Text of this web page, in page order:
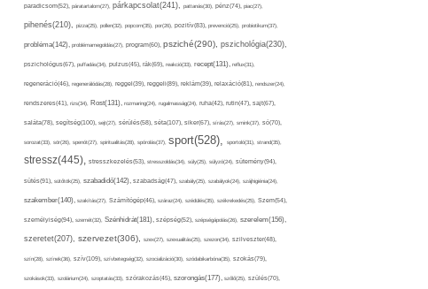
paradicsom(52), páratartalom(27), párkapcsolat(241), pattanás(30), pénz(74), piac(27),
pihenés(210), pizza(25), pollen(32), popcorn(35), por(26), pozitív(83), prevenció(25), probiotikum(37),
probléma(142), problémamegoldás(27), program(60), psziché(290), pszichológia(230),
pszichológus(67), puffadás(34), pulzus(45), rák(69), reakció(33), recept(131), reflux(31),
regeneráció(46), regenerálódás(28), reggel(39), reggeli(89), reklám(39), relaxáció(81), rendszer(24),
rendszeres(41), rizs(34), Rost(131), rozmaring(24), rugalmasság(24), ruha(42), rutin(47), sajt(67),
saláta(78), segítség(100), sejt(27), sérülés(58), séta(107), siker(67), sírás(27), smink(37), só(70),
sorozat(33), sör(26), spenót(27), spiritualitás(28), spórolás(37), sport(528), sportoló(31), strand(35),
stressz(445), stresszkezelés(53), stresszoldás(34), súly(25), súlyzó(24), sütemény(94),
sütés(91), sütőtök(25), szabadidő(142), szabadság(47), szabály(25), szabályok(24), szájhigiénia(24),
szakember(140), szakítás(27), Számítógép(46), száraz(24), szédülés(35), székrekedés(25), Szem(54),
személyiség(94), szemét(32), Szénhidrát(181), szépség(52), szépségápolás(26), szerelem(156),
szeretet(207), szervezet(306), szex(27), szexualitás(25), szezon(34), szilveszter(48),
szín(28), színek(36), szív(109), szívbetegség(32), szocializáció(30), szódabikarbóna(35), szokás(79),
szokások(33), szolárium(24), szoptatás(33), szórakozás(45), szorongás(177), szőlő(25), szülés(70),